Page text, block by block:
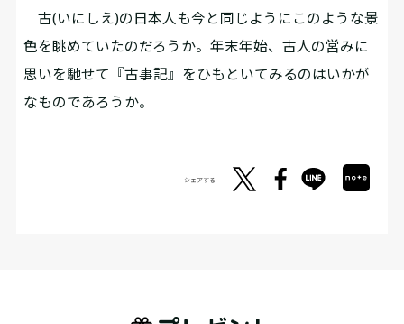
古(いにしえ)の日本人も今と同じようにこのような景
色を眺めていたのだろうか。年末年始、古人の営みに
思いを馳せて『古事記』をひもといてみるのはいかが
なものであろうか。
シェアする